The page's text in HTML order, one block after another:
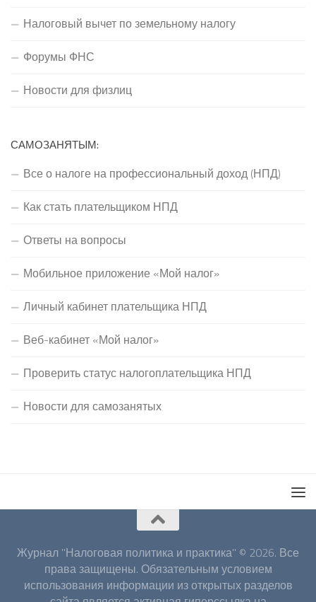
Налоговый вычет по земельному налогу
Форумы ФНС
Новости для физлиц
САМОЗАНЯТЫМ:
Все о налоге на профессиональный доход (НПД)
Как стать плательщиком НПД
Ответы на вопросы
Мобильное приложение «Мой налог»
Личный кабинет плательщика НПД
Веб-кабинет «Мой налог»
Проверить статус налогоплательщика НПД
Новости для самозанятых
Журнал "Налоговая политика и практика" © 2026. Все
права защищены. Обязательным условием
использования информации из открытых разделов